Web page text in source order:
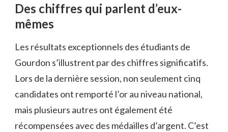
Des chiffres qui parlent d’eux-
mêmes
Les résultats exceptionnels des étudiants de
Gourdon s’illustrent par des chiffres significatifs.
Lors de la dernière session, non seulement cinq
candidates ont remporté l’or au niveau national,
mais plusieurs autres ont également été
récompensées avec des médailles d’argent. C’est